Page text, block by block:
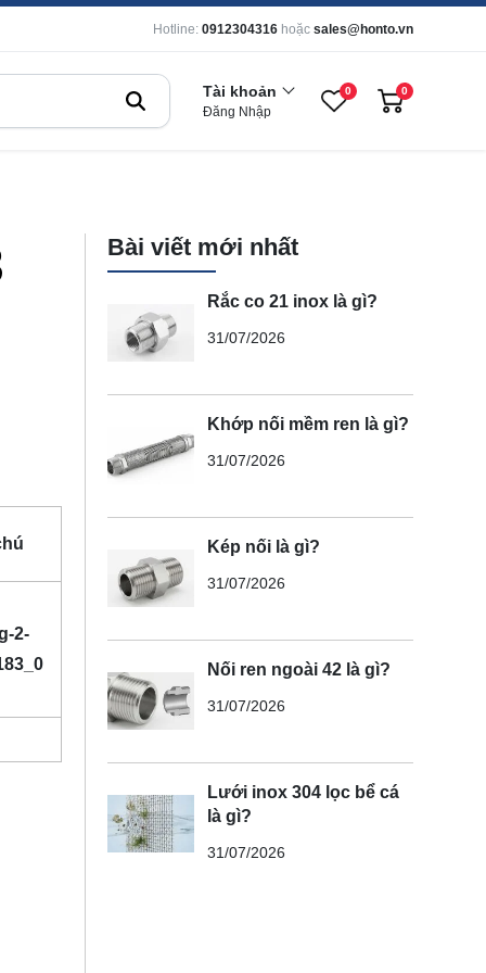
Hotline: 0912304316 hoặc sales@honto.vn
Tài khoản
Đăng Nhập
0 0
Bài viết mới nhất
Rắc co 21 inox là gì?
31/07/2026
Khớp nối mềm ren là gì?
31/07/2026
Kép nối là gì?
31/07/2026
Nối ren ngoài 42 là gì?
31/07/2026
Lưới inox 304 lọc bể cá
là gì?
31/07/2026